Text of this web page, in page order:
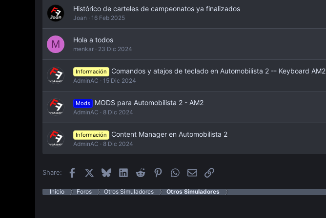
Histórico de carteles de campeonatos ya finalizados
Joan 16 Feb 2025
M Hola a todos
menkar 23 Dic 2024
Información Comandos y atajos de teclado en Automobilista 2 -- Keyboard AM2
AdminAC 15 Dic 2024
Mods MODS para Automobilista 2 - AM2
AdminAC 8 Dic 2024
Información Content Manager en Automobilista 2
AdminAC 8 Dic 2024
Share: Facebook Bluesky LinkedInReddit PinterestWhatsApp
Email Enlace
Inicio Foros Otros Simuladores Otros Simuladores